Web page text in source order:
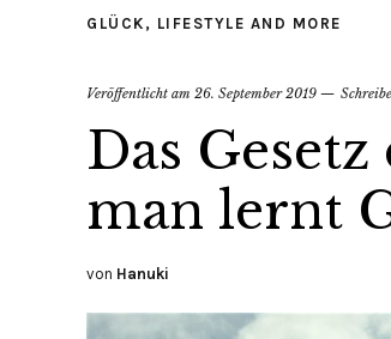
GLÜCK , LIFESTYLE AND MORE
Veröffentlicht am 26. September 2019
Das
man lernt
von Hanuki